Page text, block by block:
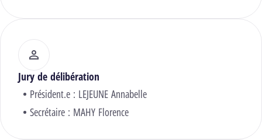
Jury de délibération
Président.e : LEJEUNE Annabelle
Secrétaire : MAHY Florence